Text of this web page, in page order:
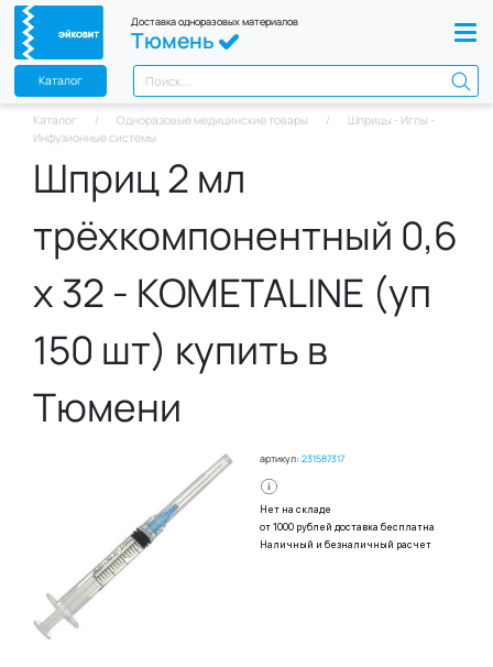
Доставка одноразовых материалов
Тюмень
Каталог
Каталог Одноразовые медицинские товары
Шприцы - Иглы -
Инфузионные системы
Шприц 2 мл
трёхкомпонентный 0,6
x 32 - КОМЕТАLINE (уп
150 шт) купить в
Тюмени
артикул: 231587317
Нет на складе
от 1000 рублей доставка бесплатна
Наличный и безналичный расчет